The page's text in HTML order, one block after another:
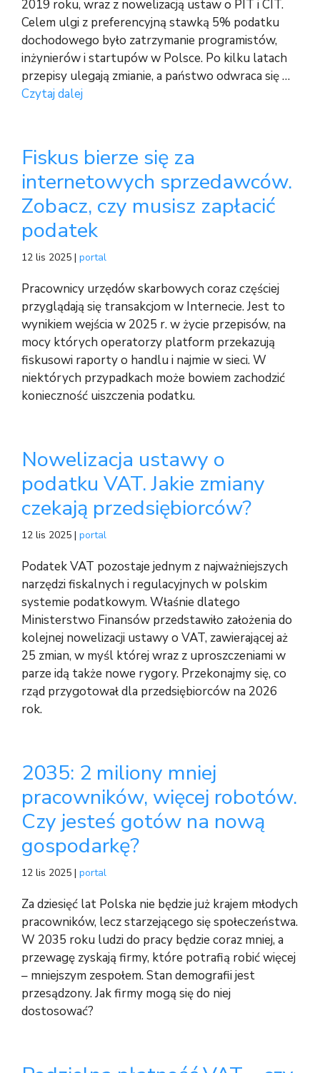
2019 roku, wraz z nowelizacją ustaw o PIT i CIT.
Celem ulgi z preferencyjną stawką 5% podatku
dochodowego było zatrzymanie programistów,
inżynierów i startupów w Polsce. Po kilku latach
przepisy ulegają zmianie, a państwo odwraca się …
Czytaj dalej
Fiskus bierze się za
internetowych sprzedawców.
Zobacz, czy musisz zapłacić
podatek
12 lis 2025 | portal
Pracownicy urzędów skarbowych coraz częściej
przyglądają się transakcjom w Internecie. Jest to
wynikiem wejścia w 2025 r. w życie przepisów, na
mocy których operatorzy platform przekazują
fiskusowi raporty o handlu i najmie w sieci. W
niektórych przypadkach może bowiem zachodzić
konieczność uiszczenia podatku.
Nowelizacja ustawy o
podatku VAT. Jakie zmiany
czekają przedsiębiorców?
12 lis 2025 | portal
Podatek VAT pozostaje jednym z najważniejszych
narzędzi fiskalnych i regulacyjnych w polskim
systemie podatkowym. Właśnie dlatego
Ministerstwo Finansów przedstawiło założenia do
kolejnej nowelizacji ustawy o VAT, zawierającej aż
25 zmian, w myśl której wraz z uproszczeniami w
parze idą także nowe rygory. Przekonajmy się, co
rząd przygotował dla przedsiębiorców na 2026
rok.
2035: 2 miliony mniej
pracowników, więcej robotów.
Czy jesteś gotów na nową
gospodarkę?
12 lis 2025 | portal
Za dziesięć lat Polska nie będzie już krajem młodych
pracowników, lecz starzejącego się społeczeństwa.
W 2035 roku ludzi do pracy będzie coraz mniej, a
przewagę zyskają firmy, które potrafią robić więcej
– mniejszym zespołem. Stan demografii jest
przesądzony. Jak firmy mogą się do niej
dostosować?